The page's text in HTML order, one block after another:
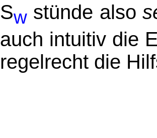
Sw stünde also
auch intuitiv die
regelrecht die